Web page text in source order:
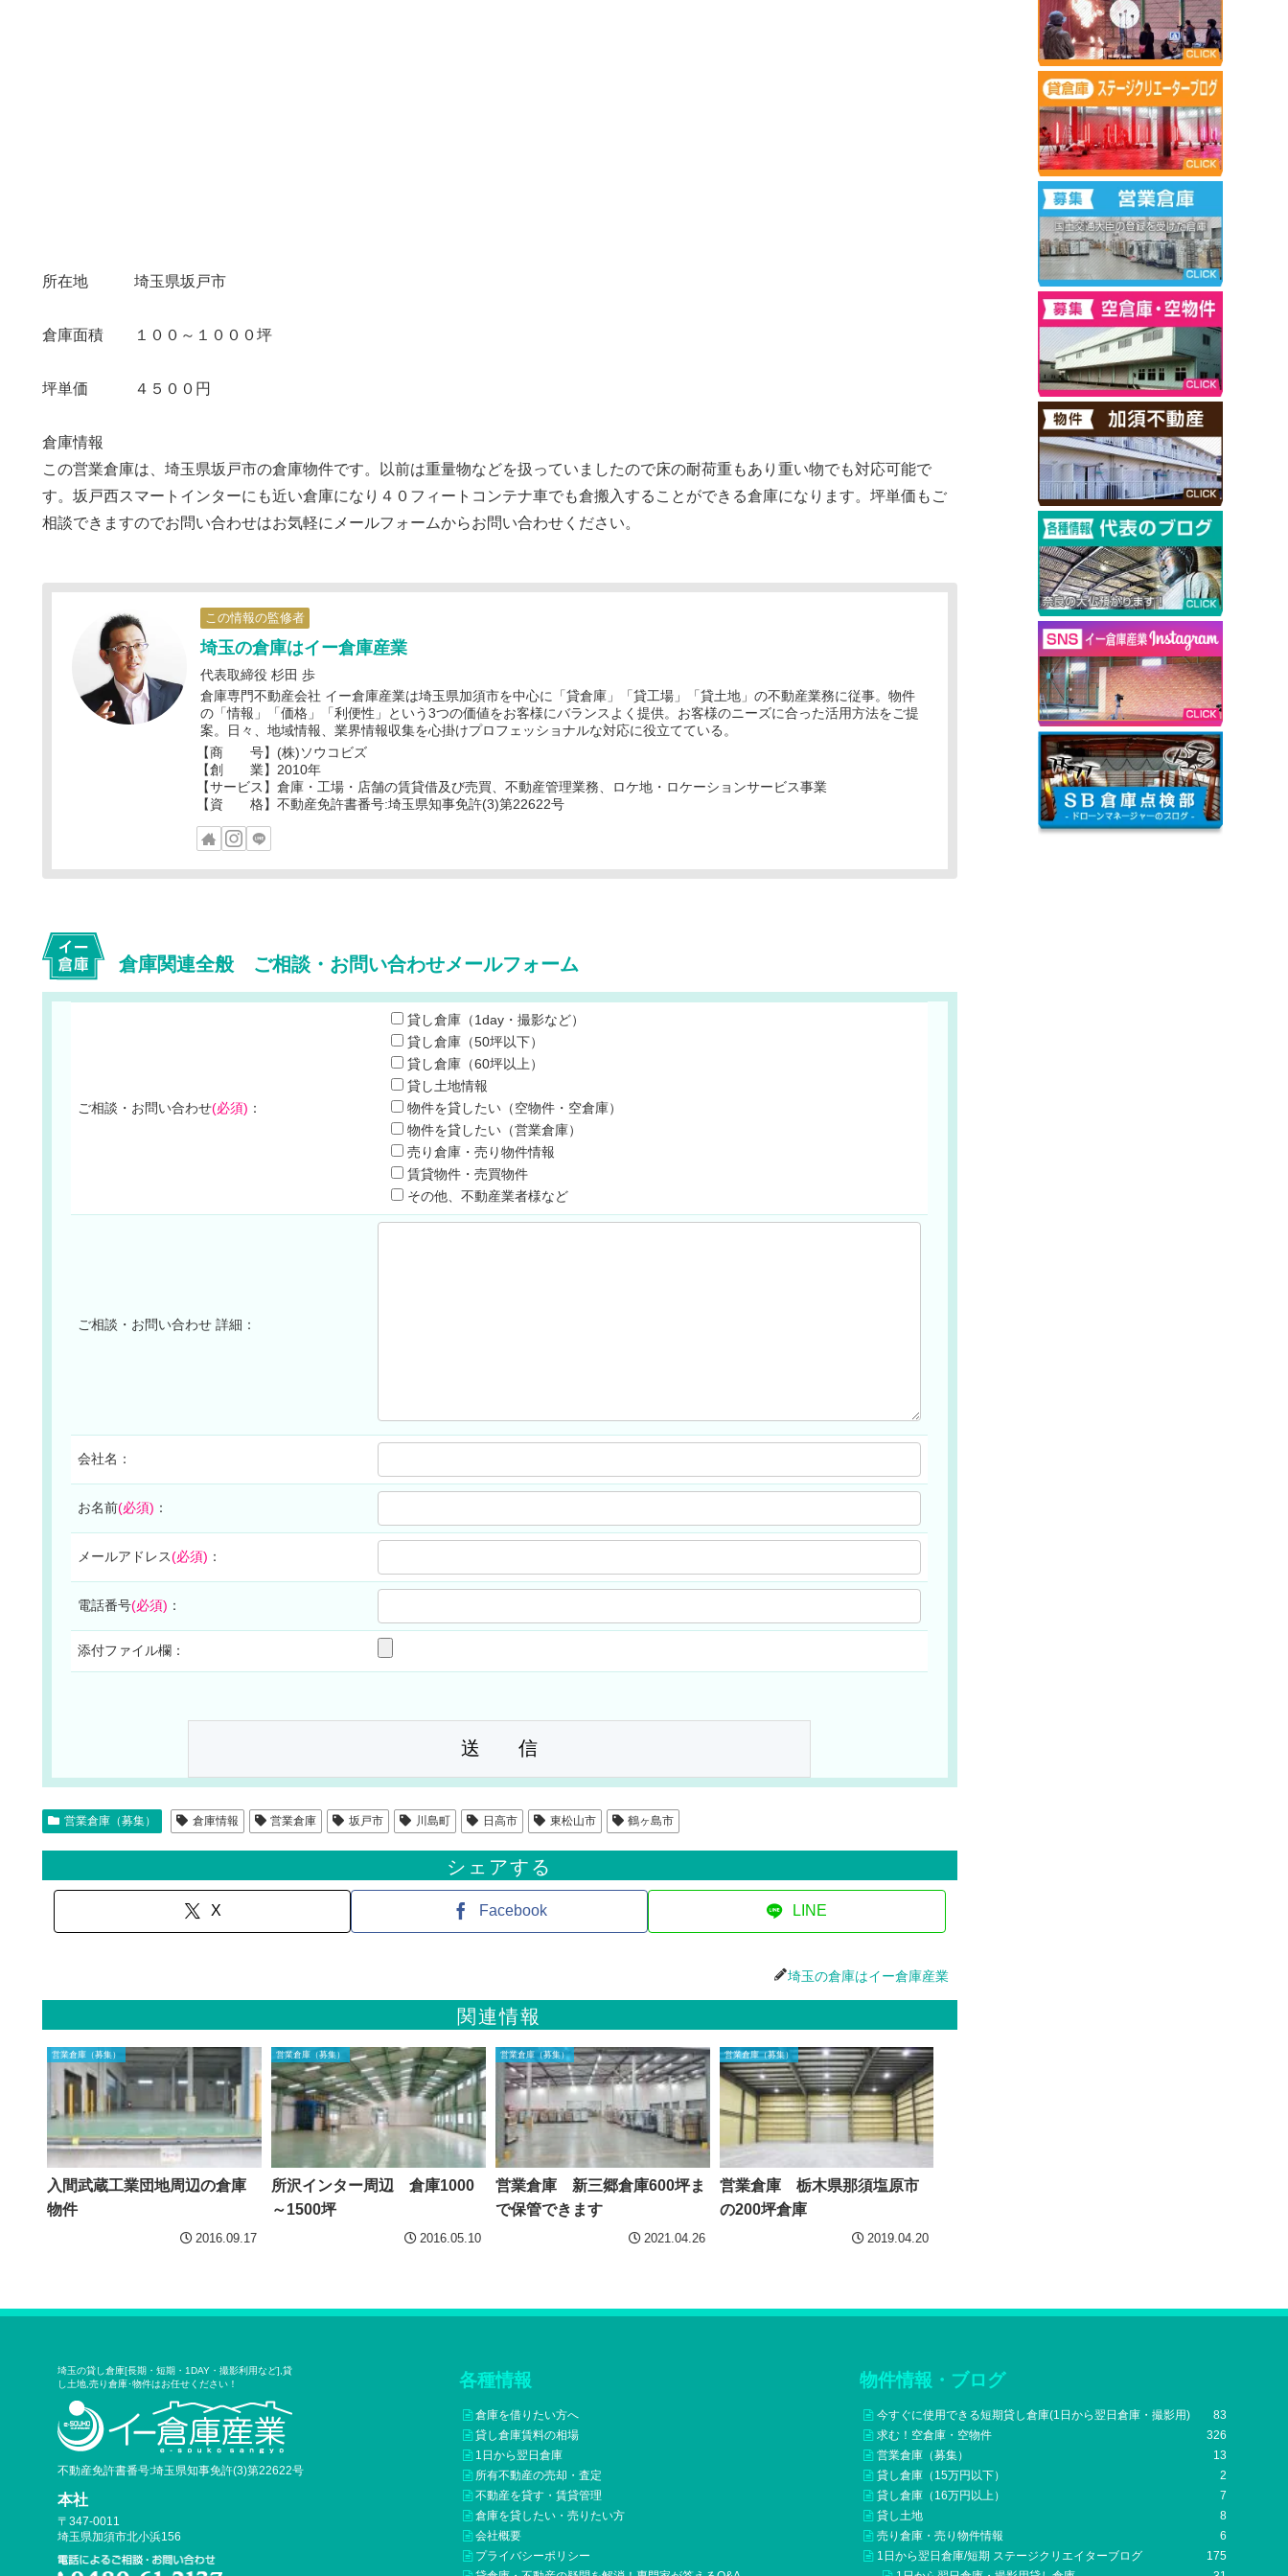
所在地 埼玉県坂戸市
倉庫面積 １００～１０００坪
坪単価 ４５００円
倉庫情報
この営業倉庫は、埼玉県坂戸市の倉庫物件です。以前は重量物などを扱っていましたので床の耐荷重もあり重い物でも対応可能で
す。坂戸西スマートインターにも近い倉庫になり４０フィートコンテナ車でも倉搬入することができる倉庫になります。坪単価もご
相談できますのでお問い合わせはお気軽にメールフォームからお問い合わせください。
この情報の監修者
埼玉の倉庫はイー倉庫産業
代表取締役 杉田 歩
倉庫専門不動産会社 イー倉庫産業は埼玉県加須市を中心に「貸倉庫」「貸工場」「貸土地」の不動産業務に従事。物件
の「情報」「価格」「利便性」という3つの価値をお客様にバランスよく提供。お客様のニーズに合った活用方法をご提
案。日々、地域情報、業界情報収集を心掛けプロフェッショナルな対応に役立てている。
【商 号】(株)ソウコビズ
【創 業】2010年
【サービス】倉庫・工場・店舗の賃貸借及び売買、不動産管理業務、ロケ地・ロケーションサービス事業
【資 格】不動産免許書番号:埼玉県知事免許(3)第22622号
倉庫関連全般 ご相談・お問い合わせメールフォーム
ご相談・お問い合わせ(必須) ：
貸し倉庫（1day・撮影など）
貸し倉庫（50坪以下）
貸し倉庫（60坪以上）
貸し土地情報
物件を貸したい（空物件・空倉庫）
物件を貸したい（営業倉庫）
売り倉庫・売り物件情報
賃貸物件・売買物件
その他、不動産業者様など
ご相談・お問い合わせ 詳細：
会社名：
お名前(必須) ：
メールアドレス(必須) ：
電話番号(必須) ：
添付ファイル欄：
営業倉庫（募集） 倉庫情報 営業倉庫 坂戸市 川島町 日高市 東松山市 鶴ヶ島市
シェアする
X Facebook LINE
埼玉の倉庫はイー倉庫産業
関連情報
営業倉庫（募集）
入間武蔵工業団地周辺の倉庫
物件
2016.09.17
営業倉庫（募集）
所沢インター周辺 倉庫1000
～1500坪
2016.05.10
営業倉庫（募集）
営業倉庫 新三郷倉庫600坪ま
で保管できます
2021.04.26
営業倉庫（募集）
営業倉庫 栃木県那須塩原市
の200坪倉庫
2019.04.20
埼玉の貸し倉庫[長期・短期・1DAY・撮影利用など],貸
し土地,売り倉庫･物件はお任せください！
不動産免許書番号:埼玉県知事免許(3)第22622号
本社
〒347-0011
埼玉県加須市北小浜156
各種情報
倉庫を借りたい方へ
貸し倉庫賃料の相場
1日から翌日倉庫
所有不動産の売却・査定
不動産を貸す・賃貸管理
倉庫を貸したい・売りたい方
会社概要
プライバシーポリシー
物件情報・ブログ
今すぐに使用できる短期貸し倉庫(1日から翌日倉庫・撮影用)
83
求む！空倉庫・空物件
326
営業倉庫（募集）
13
貸し倉庫（15万円以下）
2
貸し倉庫（16万円以上）
7
貸し土地
8
売り倉庫・売り物件情報
6
1日から翌日倉庫/短期 ステージクリエイターブログ
175